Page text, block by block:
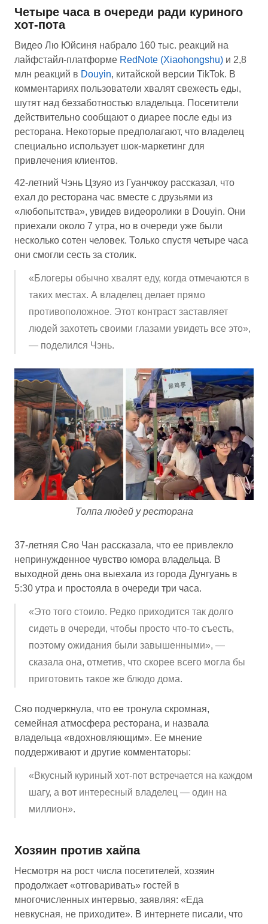
Четыре часа в очереди ради куриного
хот-пота
Видео Лю Юйсиня набрало 160 тыс. реакций на
лайфстайл-платформе RedNote (Xiaohongshu) и 2,8
млн реакций в Douyin, китайской версии TikTok. В
комментариях пользователи хвалят свежесть еды,
шутят над беззаботностью владельца. Посетители
действительно сообщают о диарее после еды из
ресторана. Некоторые предполагают, что владелец
специально использует шок-маркетинг для
привлечения клиентов.
42-летний Чэнь Цзуяо из Гуанчжоу рассказал, что
ехал до ресторана час вместе с друзьями из
«любопытства», увидев видеоролики в Douyin. Они
приехали около 7 утра, но в очереди уже были
несколько сотен человек. Только спустя четыре часа
они смогли сесть за столик.
«Блогеры обычно хвалят еду, когда отмечаются в
таких местах. А владелец делает прямо
противоположное. Этот контраст заставляет
людей захотеть своими глазами увидеть все это»,
— поделился Чэнь.
Толпа людей у ресторана
37-летняя Сяо Чан рассказала, что ее привлекло
непринужденное чувство юмора владельца. В
выходной день она выехала из города Дунгуань в
5:30 утра и простояла в очереди три часа.
«Это того стоило. Редко приходится так долго
сидеть в очереди, чтобы просто что-то съесть,
поэтому ожидания были завышенными», —
сказала она, отметив, что скорее всего могла бы
приготовить такое же блюдо дома.
Сяо подчеркнула, что ее тронула скромная,
семейная атмосфера ресторана, и назвала
владельца «вдохновляющим». Ее мнение
поддерживают и другие комментаторы:
«Вкусный куриный хот-пот встречается на каждом
шагу, а вот интересный владелец — один на
миллион».
Хозяин против хайпа
Несмотря на рост числа посетителей, хозяин
продолжает «отговаривать» гостей в
многочисленных интервью, заявляя: «Еда
невкусная, не приходите». В интернете писали, что